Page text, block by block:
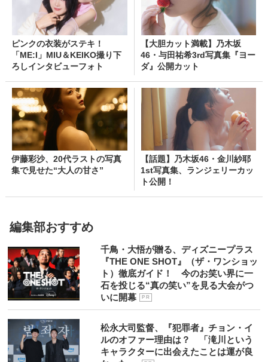
ピンクの衣装がステキ！
「ME:I」MIU＆KEIKO撮り下
ろしインタビューフォト
【大胆カット満載】乃木坂
46・与田祐希3rd写真集『ヨー
ダ』公開カット
伊藤彩沙、20代ラストの写真
集で見せた“大人の甘さ”
【話題】乃木坂46・金川紗耶
1st写真集、ランジェリーカッ
ト公開！
編集部おすすめ
千鳥・大悟が贈る、ディズニープラス
『THE ONE SHOT』（ザ・ワンショッ
ト）徹底ガイド！ 今のお笑い界に一
石を投じる“真の笑い”を見る大会がつ
いに開幕
P R
松永大司監督、『犯罪者』チョン・イ
ルのオファー理由は？ 「滝川という
キャラクターに出会えたことは運が良